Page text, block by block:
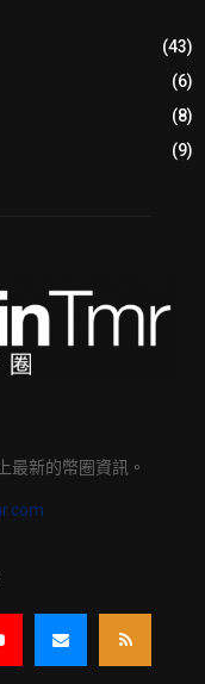
(43)
(6)
(8)
(9)
最新的幣圈資訊。